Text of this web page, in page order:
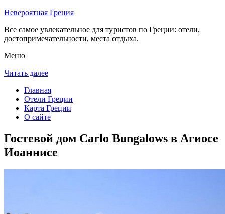
Невероятная Греция
Все самое увлекательное для туристов по Греции: отели,
достопримечательности, места отдыха.
Меню
Читать далее
Главная
Отели Греции
Карта Греции
О сайте
Гостевой дом Carlo Bungalows в Агиосе
Иоаннисе